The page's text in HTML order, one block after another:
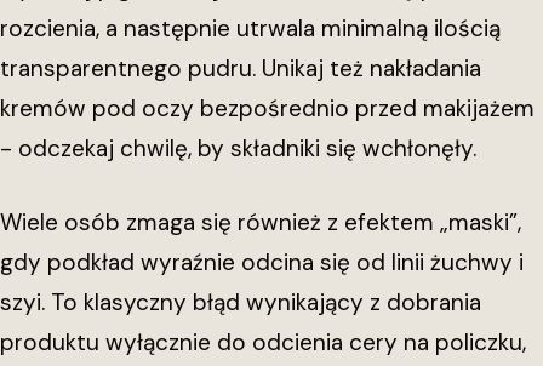
rozcienia, a następnie utrwala minimalną ilością
transparentnego pudru. Unikaj też nakładania
kremów pod oczy bezpośrednio przed makijażem
- odczekaj chwilę, by składniki się wchłonęły.
Wiele osób zmaga się również z efektem „maski”,
gdy podkład wyraźnie odcina się od linii żuchwy i
szyi. To klasyczny błąd wynikający z dobrania
produktu wyłącznie do odcienia cery na policzku,